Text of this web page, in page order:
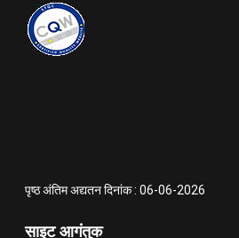
पृष्ठ अंतिम अद्यतन दिनांक : 06-06-2026
साइट आगंतुक